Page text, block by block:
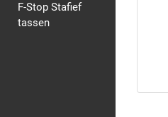
F-Stop Stafief
tassen